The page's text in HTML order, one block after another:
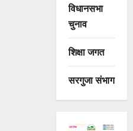
विधानसभा
चुनाव
शिक्षा जगत
सरगुजा संभाग